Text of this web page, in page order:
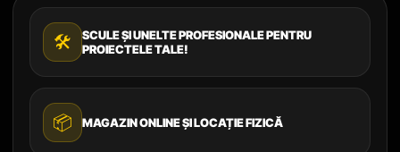
🛠️
SCULE ȘI UNELTE PROFESIONALE PENTRU
PROIECTELE TALE!
📦 MAGAZIN ONLINE ȘI LOCAȚIE FIZICĂ